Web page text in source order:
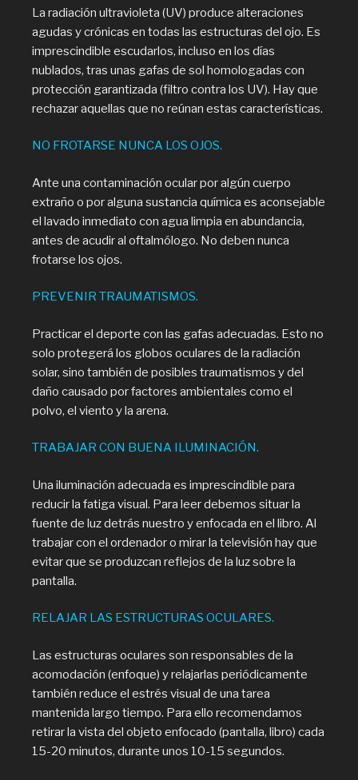
La radiación ultravioleta (UV) produce alteraciones
agudas y crónicas en todas las estructuras del ojo. Es
imprescindible escudarlos, incluso en los días
nublados, tras unas gafas de sol homologadas con
protección garantizada (filtro contra los UV). Hay que
rechazar aquellas que no reúnan estas características.
NO FROTARSE NUNCA LOS OJOS.
Ante una contaminación ocular por algún cuerpo
extraño o por alguna sustancia química es aconsejable
el lavado inmediato con agua limpia en abundancia,
antes de acudir al oftalmólogo. No deben nunca
frotarse los ojos.
PREVENIR TRAUMATISMOS.
Practicar el deporte con las gafas adecuadas. Esto no
solo protegerá los globos oculares de la radiación
solar, sino también de posibles traumatismos y del
daño causado por factores ambientales como el
polvo, el viento y la arena.
TRABAJAR CON BUENA ILUMINACIÓN.
Una iluminación adecuada es imprescindible para
reducir la fatiga visual. Para leer debemos situar la
fuente de luz detrás nuestro y enfocada en el libro. Al
trabajar con el ordenador o mirar la televisión hay que
evitar que se produzcan reflejos de la luz sobre la
pantalla.
RELAJAR LAS ESTRUCTURAS OCULARES.
Las estructuras oculares son responsables de la
acomodación (enfoque) y relajarlas periódicamente
también reduce el estrés visual de una tarea
mantenida largo tiempo. Para ello recomendamos
retirar la vista del objeto enfocado (pantalla, libro) cada
15-20 minutos, durante unos 10-15 segundos.